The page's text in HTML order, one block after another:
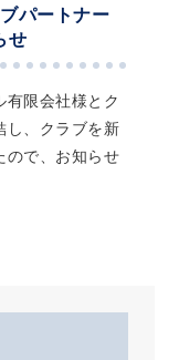
パートナー
せ
有限会社様とク
し、クラブを新
ので、お知らせ